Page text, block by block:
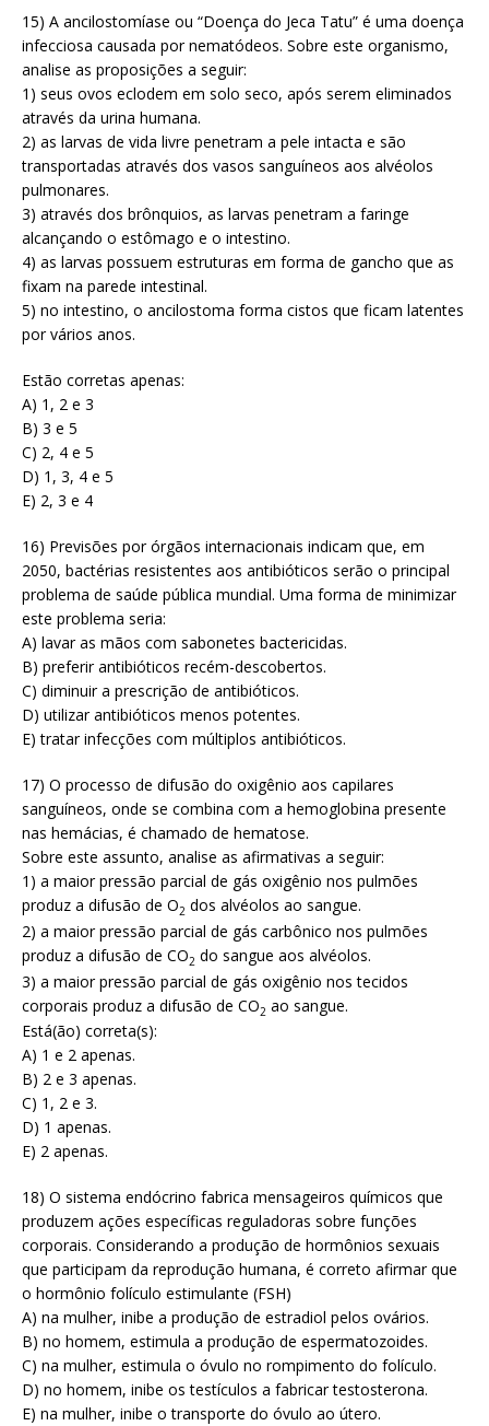
15) A ancilostomíase ou “Doença do Jeca Tatu” é uma doença
infecciosa causada por nematódeos. Sobre este organismo,
analise as proposições a seguir:
1) seus ovos eclodem em solo seco, após serem eliminados
através da urina humana.
2) as larvas de vida livre penetram a pele intacta e são
transportadas através dos vasos sanguíneos aos alvéolos
pulmonares.
3) através dos brônquios, as larvas penetram a faringe
alcançando o estômago e o intestino.
4) as larvas possuem estruturas em forma de gancho que as
fixam na parede intestinal.
5) no intestino, o ancilostoma forma cistos que ficam latentes
por vários anos.
Estão corretas apenas:
A) 1, 2 e 3
B) 3 e 5
C) 2, 4 e 5
D) 1, 3, 4 e 5
E) 2, 3 e 4
16) Previsões por órgãos internacionais indicam que, em
2050, bactérias resistentes aos antibióticos serão o principal
problema de saúde pública mundial. Uma forma de minimizar
este problema seria:
A) lavar as mãos com sabonetes bactericidas.
B) preferir antibióticos recém-descobertos.
C) diminuir a prescrição de antibióticos.
D) utilizar antibióticos menos potentes.
E) tratar infecções com múltiplos antibióticos.
17) O processo de difusão do oxigênio aos capilares
sanguíneos, onde se combina com a hemoglobina presente
nas hemácias, é chamado de hematose.
Sobre este assunto, analise as afirmativas a seguir:
1) a maior pressão parcial de gás oxigênio nos pulmões
produz a difusão de O2 dos alvéolos ao sangue.
2) a maior pressão parcial de gás carbônico nos pulmões
produz a difusão de CO2 do sangue aos alvéolos.
3) a maior pressão parcial de gás oxigênio nos tecidos
corporais produz a difusão de CO2 ao sangue.
Está(ão) correta(s):
A) 1 e 2 apenas.
B) 2 e 3 apenas.
C) 1, 2 e 3.
D) 1 apenas.
E) 2 apenas.
18) O sistema endócrino fabrica mensageiros químicos que
produzem ações específicas reguladoras sobre funções
corporais. Considerando a produção de hormônios sexuais
que participam da reprodução humana, é correto afirmar que
o hormônio folículo estimulante (FSH)
A) na mulher, inibe a produção de estradiol pelos ovários.
B) no homem, estimula a produção de espermatozoides.
C) na mulher, estimula o óvulo no rompimento do folículo.
D) no homem, inibe os testículos a fabricar testosterona.
E) na mulher, inibe o transporte do óvulo ao útero.